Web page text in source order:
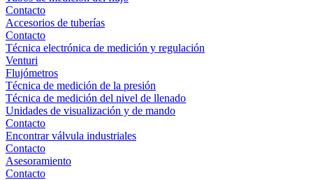
Contacto
Accesorios de tuberías
Contacto
Técnica electrónica de medición y regulación
Venturi
Flujómetros
Técnica de medición de la presión
Técnica de medición del nivel de llenado
Unidades de visualización y de mando
Contacto
Encontrar válvula industriales
Contacto
Asesoramiento
Contacto